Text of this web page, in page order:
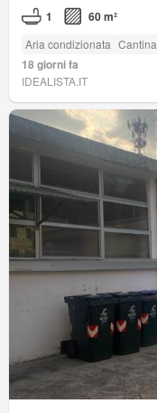
1 60 m²
Aria condizionata Cantina
18 giorni fa
IDEALISTA.IT